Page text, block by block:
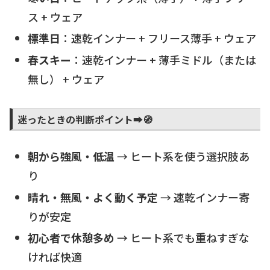
ス + ウェア
標準日 ：速乾インナー + フリース薄手 + ウェア
春スキー ：速乾インナー + 薄手ミドル（または
無し） + ウェア
迷ったときの判断ポイント➡️🧭
朝から強風・低温 → ヒート系を使う選択肢あ
り
晴れ・無風・よく動く予定→ 速乾インナー寄
りが安定
初心者で休憩多め→ ヒート系でも重ねすぎな
ければ快適